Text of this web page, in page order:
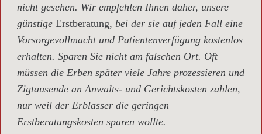
nicht gesehen. Wir empfehlen Ihnen daher, unsere
günstige Erstberatung, bei der sie auf jeden Fall eine
Vorsorgevollmacht und Patientenverfügung kostenlos
erhalten. Sparen Sie nicht am falschen Ort. Oft
müssen die Erben später viele Jahre prozessieren und
Zigtausende an Anwalts- und Gerichtskosten zahlen,
nur weil der Erblasser die geringen
Erstberatungskosten sparen wollte.